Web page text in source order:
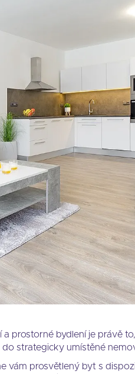
a prostorné bydlení je právě
do strategicky umístěné
vám prosvětlený byt s